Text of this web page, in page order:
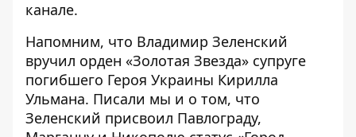
канале.
Напомним, что Владимир Зеленский
вручил орден «Золотая Звезда» супруге
погибшего Героя Украины Кирилла
Ульмана. Писали мы и о том, что
Зеленский присвоил Павлограду,